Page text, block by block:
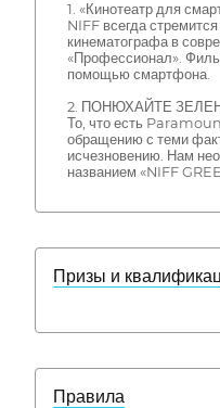
1. «Кинотеатр для
NIFF всегда
кинематографа в
«Профессионал».
помощью смартфона.
2. ПОНЮХАЙТЕ
То, что есть
обращению с теми
исчезновению. Нам
названием «NIFF
Призы и
Правила